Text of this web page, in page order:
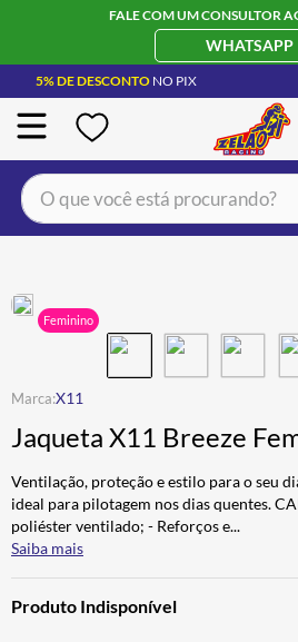
FALE COM UM CONSULTOR
WHATSAPP
5% DE DESCONTO NO PIX
O que você está procurando?
Feminino
X11
Jaqueta X11 Breeze
Ventilação, proteção e estilo para o seu
ideal para pilotagem nos dias quentes.
poliéster ventilado; - Reforços e...
Saiba mais
Produto Indisponível
2º BOTA
JAQUETA
4º ÓCULOS SOLAR
5º LUVA
6º ALPINESTAR
7º BAU
8º CALÇA